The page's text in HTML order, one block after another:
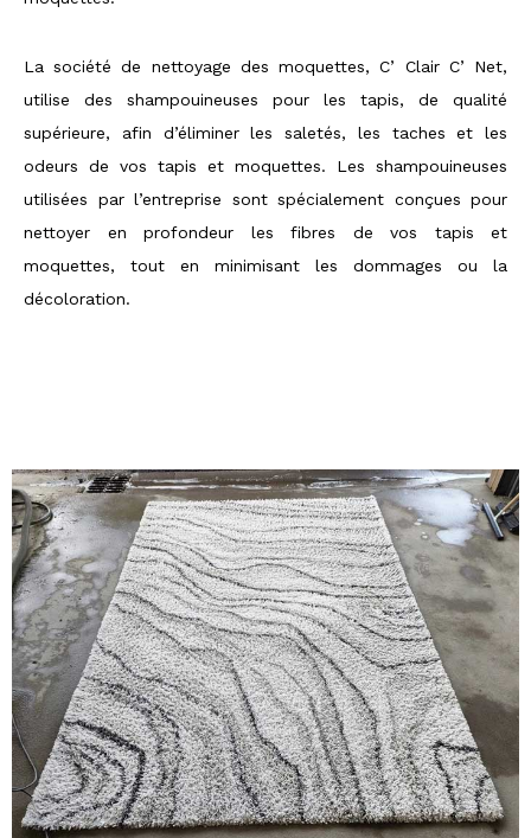
La société de nettoyage des moquettes, C’ Clair C’ Net,
utilise des shampouineuses pour les tapis, de qualité
supérieure, afin d’éliminer les saletés, les taches et les
odeurs de vos tapis et moquettes. Les shampouineuses
utilisées par l’entreprise sont spécialement conçues pour
nettoyer en profondeur les fibres de vos tapis et
moquettes, tout en minimisant les dommages ou la
décoloration.